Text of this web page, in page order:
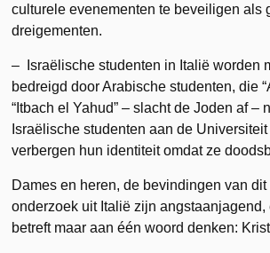
culturele evenementen te beveiligen als
dreigementen.
– Israëlische studenten in Italië worden
bedreigd door Arabische studenten, die
“Itbach el Yahud” – slacht de Joden af –
Israëlische studenten aan de
verbergen hun identiteit omdat ze
Dames en heren, de bevindingen van dit
onderzoek uit Italië zijn angstaanjagend,
betreft maar aan één woord denken: